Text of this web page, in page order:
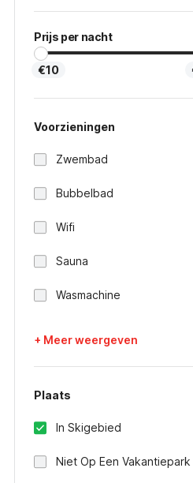
Prijs per nacht
€10
Voorzieningen
Zwembad
Bubbelbad
Wifi
Sauna
Wasmachine
+ Meer weergeven
Plaats
In Skigebied
Niet Op Een Vakantiepark